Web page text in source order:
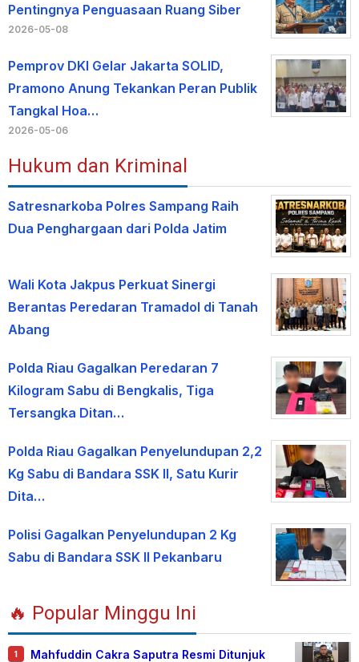
Pentingnya Penguasaan Ruang Siber
2026-05-08
Pemprov DKI Gelar Jakarta SOLID,
Pramono Anung Tekankan Peran Publik
Tangkal Hoa…
2026-05-06
Hukum dan Kriminal
Satresnarkoba Polres Sampang Raih
Dua Penghargaan dari Polda Jatim
Wali Kota Jakpus Perkuat Sinergi
Berantas Peredaran Tramadol di Tanah
Abang
Polda Riau Gagalkan Peredaran 7
Kilogram Sabu di Bengkalis, Tiga
Tersangka Ditan…
Polda Riau Gagalkan Penyelundupan 2,2
Kg Sabu di Bandara SSK II, Satu Kurir
Dita…
Polisi Gagalkan Penyelundupan 2 Kg
Sabu di Bandara SSK II Pekanbaru
🔥 Popular Minggu Ini
1
Mahfuddin Cakra Saputra Resmi Ditunjuk